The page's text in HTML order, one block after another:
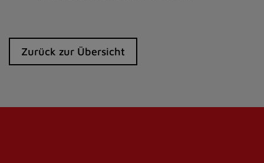
Zurück zur Übersicht